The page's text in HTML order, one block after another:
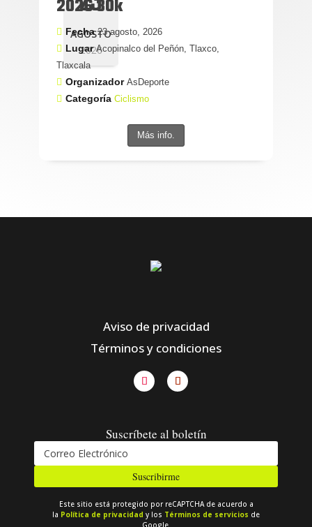
AGOSTO
2026
2026 30k
Fecha23 agosto, 2026
LugarAcopinalco del Peñón, Tlaxco,
Tlaxcala
Organizador AsDeporte
Categoría Ciclismo
Más info.
Aviso de privacidad
Términos y condiciones
Suscríbete al boletín
Suscribirme
Este sitio está protegido por reCAPTCHA de acuerdo a
la Política de privacidad y los Términos de servicios de
Google.